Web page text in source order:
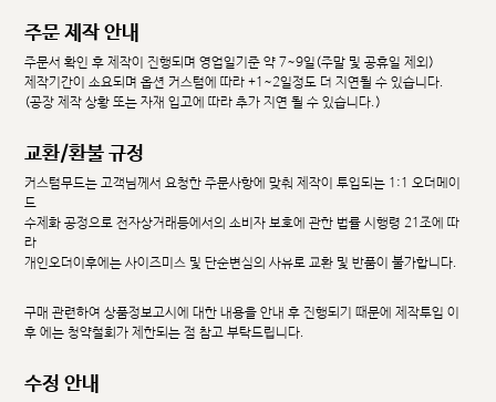
주문 제작 안내
주문서 확인 후 제작이 진행되며 영업일기준 약 7~9일(주말 및 공휴일 제외)
제작기간이 소요되며 옵션 커스텀에 따라 +1~2일정도 더 지연될 수 있습니다.
(공장 제작 상황 또는 자재 입고에 따라 추가 지연 될 수 있습니다.)
교환/환불 규정
커스텀무드는 고객님께서 요청한 주문사항에 맞춰 제작이 투입되는 1:1 오더메이
드
수제화 공정으로 전자상거래등에서의 소비자 보호에 관한 법률 시행령 21조에 따
라
개인오더이후에는 사이즈미스 및 단순변심의 사유로 교환 및 반품이 불가합니다.
구매 관련하여 상품정보고시에 대한 내용을 안내 후 진행되기 때문에 제작투입 이
후 에는 청약철회가 제한되는 점 참고 부탁드립니다.
수정 안내